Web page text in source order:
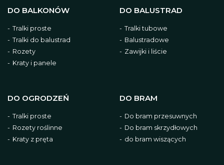
DO BALKONÓW
Tralki proste
Tralki do balustrad
Rozety
Kraty i panele
DO BALUSTRAD
Tralki tubowe
Balustradowe
Zawijki i liście
DO OGRODZEŃ
Tralki proste
Rozety roślinne
Kraty z pręta
DO BRAM
Do bram przesuwnych
Do bram skrzydłowych
do bram wiszących